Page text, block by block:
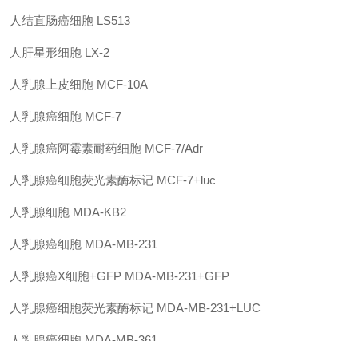
人结直肠癌细胞 LS513
人肝星形细胞 LX-2
人乳腺上皮细胞 MCF-10A
人乳腺癌细胞 MCF-7
人乳腺癌阿霉素耐药细胞 MCF-7/Adr
人乳腺癌细胞荧光素酶标记 MCF-7+luc
人乳腺细胞 MDA-KB2
人乳腺癌细胞 MDA-MB-231
人乳腺癌X细胞+GFP MDA-MB-231+GFP
人乳腺癌细胞荧光素酶标记 MDA-MB-231+LUC